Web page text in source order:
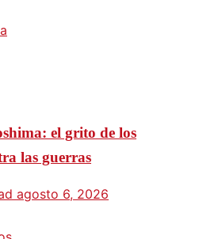
el grito de los
las guerras
agosto 6, 2026